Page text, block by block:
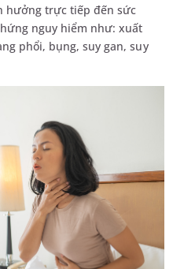
hưởng trực tiếp đến sức
nguy hiểm như: xuất
phổi, bụng, suy gan, suy